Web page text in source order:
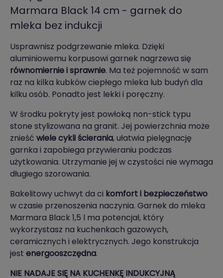
Marmara Black 14 cm - garnek do
mleka bez indukcji
Usprawnisz podgrzewanie mleka. Dzięki
aluminiowemu korpusowi garnek nagrzewa się
równomiernie i sprawnie. Ma też pojemność w sam
raz na kilka kubków ciepłego mleka lub budyń dla
kilku osób. Ponadto jest lekki i poręczny.
W środku pokryty jest powłoką non-stick typu
stone stylizowana na granit. Jej powierzchnia może
znieść wiele cykli ścierania, ułatwia pielęgnację
garnka i zapobiega przywieraniu podczas
użytkowania. Utrzymanie jej w czystości nie wymaga
długiego szorowania.
Bakelitowy uchwyt da ci komfort i bezpieczeństwo
w czasie przenoszenia naczynia. Garnek do mleka
Marmara Black 1,5 l ma potencjał, który
wykorzystasz na kuchenkach gazowych,
ceramicznych i elektrycznych. Jego konstrukcja
jest energooszczędna.
NIE NADAJE SIĘ NA KUCHENKĘ INDUKCYJNĄ